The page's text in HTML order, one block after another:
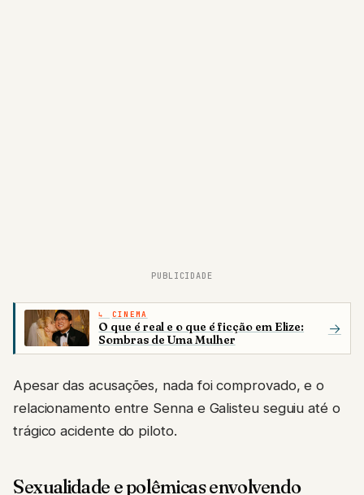
PUBLICIDADE
CINEMA
O que é real e o que é ficção em Elize:
Sombras de Uma Mulher
→
Apesar das acusações, nada foi comprovado, e o
relacionamento entre Senna e Galisteu seguiu até o
trágico acidente do piloto.
Sexualidade e polêmicas envolvendo